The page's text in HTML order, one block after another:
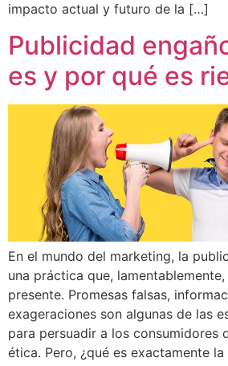
impacto actual y futuro de la […]
Publicidad
es y por qué es
En el mundo del marketing, la
una práctica que,
presente. Promesas falsas,
exageraciones son algunas de las
para persuadir a los consumidores
ética. Pero, ¿qué es exactamente